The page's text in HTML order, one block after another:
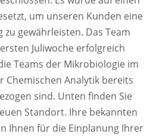
um unseren Kunden eine
gewährleisten. Das Team
Juliwoche erfolgreich
Teams der Mikrobiologie im
Chemischen Analytik bereits
sind. Unten finden Sie
Standort. Ihre bekannten
Ihnen für die Einplanung Ihrer